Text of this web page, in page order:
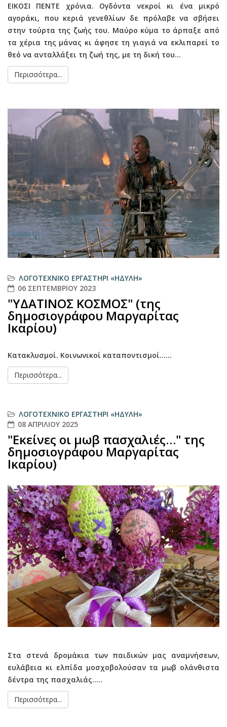
ΕΙΚΟΣΙ ΠΕΝΤΕ χρόνια. Ογδόντα νεκροί κι ένα μικρό
αγοράκι, που κεριά γενεθλίων δε πρόλαβε να σβήσει
στην τούρτα της ζωής του. Μαύρο κύμα το άρπαξε από
τα χέρια της μάνας κι άφησε τη γιαγιά να εκλιπαρεί το
θεό να ανταλλάξει τη ζωή της, με τη δική του…
Περισσότερα...
ΛΟΓΟΤΕΧΝΙΚΌ ΕΡΓΑΣΤΉΡΙ «ΗΔΎΛΗ»
06 ΣΕΠΤΕΜΒΡΊΟΥ 2023
"ΥΔΑΤΙΝΟΣ ΚΟΣΜΟΣ" (της
δημοσιογράφου Μαργαρίτας
Ικαρίου)
Κατακλυσμοί. Κοινωνικοί καταποντισμοί......
Περισσότερα...
ΛΟΓΟΤΕΧΝΙΚΌ ΕΡΓΑΣΤΉΡΙ «ΗΔΎΛΗ»
08 ΑΠΡΙΛΊΟΥ 2025
"Εκείνες οι μωβ πασχαλιές…" της
δημοσιογράφου Μαργαρίτας
Ικαρίου)
Στα στενά δρομάκια των παιδικών μας αναμνήσεων,
ευλάβεια κι ελπίδα μοσχοβολούσαν τα μωβ ολάνθιστα
δέντρα της πασχαλιάς.....
Περισσότερα...